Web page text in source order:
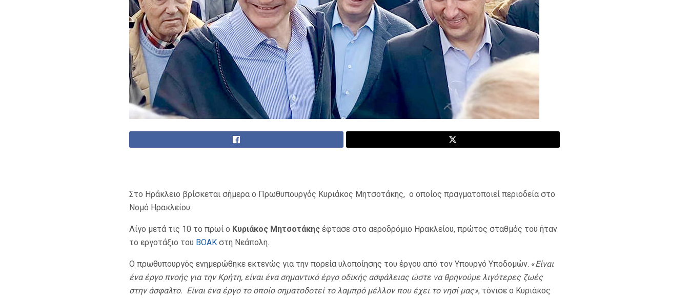
Στο Ηράκλειο βρίσκεται σήμερα ο Πρωθυπουργός Κυριάκος Μητσοτάκης, ο οποίος πραγματοποιεί περιοδεία στο
Νομό Ηρακλείου.
Λίγο μετά τις 10 το πρωί ο Κυριάκος Μητσοτάκης έφτασε στο αεροδρόμιο Ηρακλείου, πρώτος σταθμός του ήταν
το εργοτάξιο του ΒΟΑΚ στη Νεάπολη.
Ο πρωθυπουργός ενημερώθηκε εκτενώς για την πορεία υλοποίησης του έργου από τον Υπουργό Υποδομών. «Είναι
ένα έργο πνοής για την Κρήτη, είναι ένα σημαντικό έργο οδικής ασφάλειας ώστε να θρηνούμε λιγότερες ζωές
στην άσφαλτο. Είναι ένα έργο το οποίο σηματοδοτεί το λαμπρό μέλλον που έχει το νησί μας», τόνισε ο Κυριάκος